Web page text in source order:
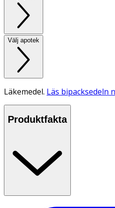
Välj apotek
Läkemedel. Läs bipacksedeln
Produktfakta